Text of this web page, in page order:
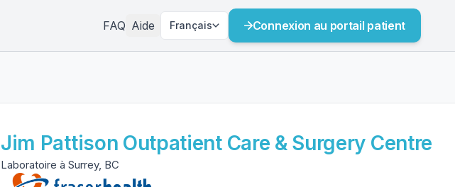
FAQ Aide Français Connexion au portail patient
Jim Pattison Outpatient Care & Surgery Centre
Laboratoire à Surrey, BC